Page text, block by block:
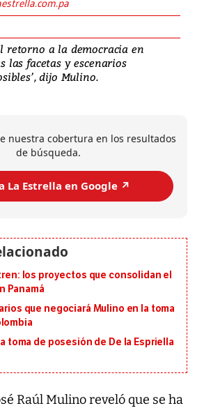
retorno a la democracia en
las facetas y escenarios
dijo Mulino.
nuestra cobertura en los resultados
de búsqueda.
La Estrella en Google ↗️
los proyectos que consolidan el
Panamá
que negociará Mulino en la toma
toma de posesión de De la Espriella
Raúl Mulino reveló que se ha